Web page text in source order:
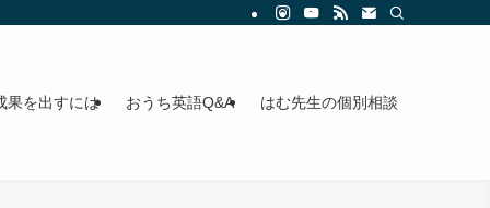
果を出すには おうち英語Q&A はむ先生の個別相談